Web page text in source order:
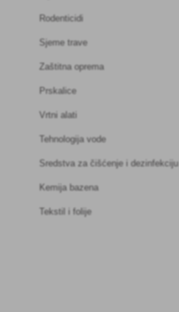
Rodenticidi
Sjeme trave
Zaštitna oprema
Prskalice
Vrtni alati
Tehnologija vode
Sredstva za čišćenje i dezinfekciju
Kemija bazena
Tekstil i folije